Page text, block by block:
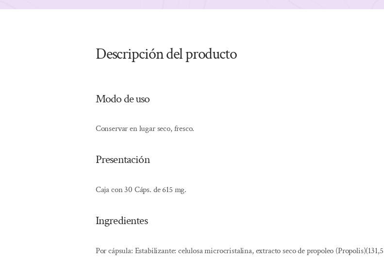
Descripción del producto
Modo de uso
Conservar en lugar seco, fresco.
Presentación
Caja con 30 Cáps. de 615 mg.
Ingredientes
Por cápsula: Estabilizante: celulosa microcristalina, extracto seco de propoleo